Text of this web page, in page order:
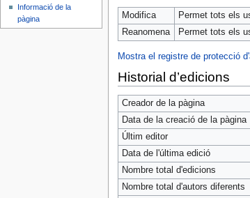
Modifica
Permet tots els
Reanomena
Permet tots els
Mostra el registre de protecció
Historial d’edicions
Creador de la pàgina
Data de la creació de la pàgina
Últim editor
Data de l'última edició
Nombre total d'edicions
Nombre total d'autors diferents
Informació de la
pàgina